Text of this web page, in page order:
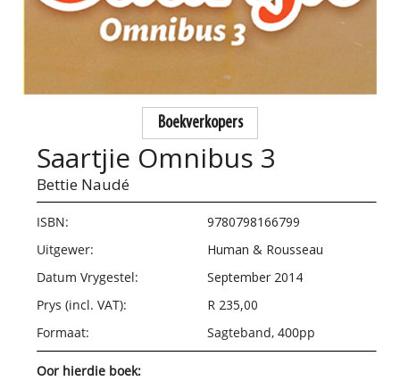
Boekverkopers
Saartjie Omnibus 3
Bettie Naudé
ISBN:
9780798166799
Uitgewer:
Human & Rousseau
Datum Vrygestel:
September 2014
Prys (incl. VAT):
R 235,00
Formaat:
Sagteband, 400pp
Oor hierdie boek: